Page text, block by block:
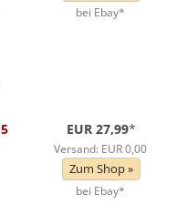
bei Ebay*
EUR 27,99*
Versand: EUR 0,00
Zum Shop »
bei Ebay*